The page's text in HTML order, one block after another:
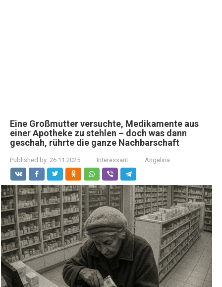
Eine Großmutter versuchte, Medikamente aus
einer Apotheke zu stehlen – doch was dann
geschah, rührte die ganze Nachbarschaft
Published by: 26.11.2025 Interessant Angelina